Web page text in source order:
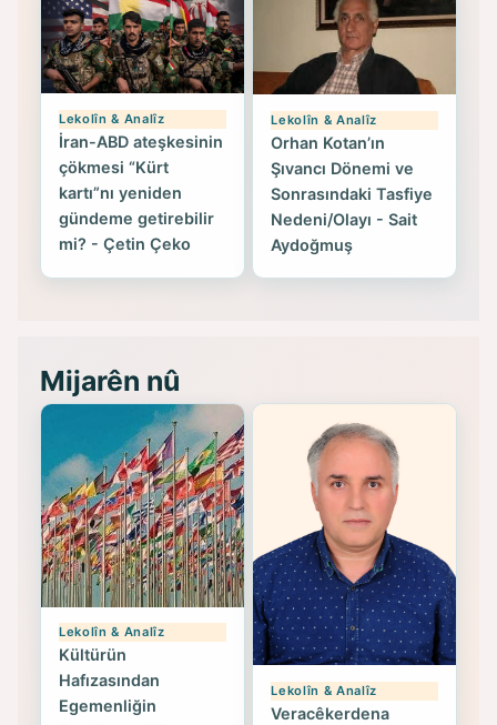
Lekolîn & Analîz
İran-ABD ateşkesinin
çökmesi “Kürt
kartı”nı yeniden
gündeme getirebilir
mi? - Çetin Çeko
Lekolîn & Analîz
Orhan Kotan’ın
Şıvancı Dönemi ve
Sonrasındaki Tasfiye
Nedeni/Olayı - Sait
Aydoğmuş
Mijarên nû
Lekolîn & Analîz
Kültürün
Hafızasından
Egemenliğin
Lekolîn & Analîz
Veracêkerdena